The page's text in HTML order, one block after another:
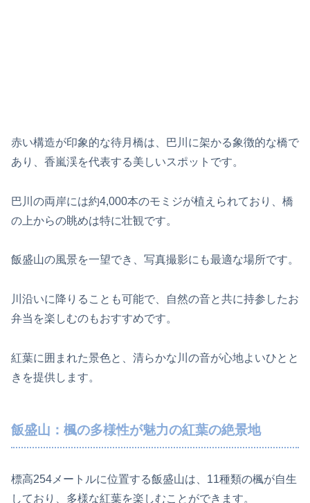
赤い構造が印象的な待月橋は、巴川に架かる象徴的な橋で
あり、香嵐渓を代表する美しいスポットです。
巴川の両岸には約4,000本のモミジが植えられており、橋
の上からの眺めは特に壮観です。
飯盛山の風景を一望でき、写真撮影にも最適な場所です。
川沿いに降りることも可能で、自然の音と共に持参したお
弁当を楽しむのもおすすめです。
紅葉に囲まれた景色と、清らかな川の音が心地よいひとと
きを提供します。
飯盛山：楓の多様性が魅力の紅葉の絶景地
標高254メートルに位置する飯盛山は、11種類の楓が自生
しており、多様な紅葉を楽しむことができます。